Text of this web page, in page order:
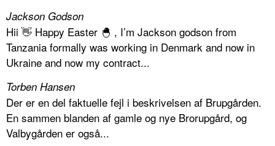
Jackson Godson
Hii 👋 Happy Easter 🐣 , I’m Jackson godson from
Tanzania formally was working in Denmark and now in
Ukraine and now my contract...
Torben Hansen
Der er en del faktuelle fejl i beskrivelsen af Brupgården.
En sammen blanden af gamle og nye Brorupgård, og
Valbygården er også...